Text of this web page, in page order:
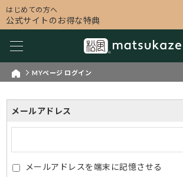
はじめての方へ
公式サイトのお得な特典
MYページ ログイン
メールアドレス
メールアドレスを端末に記憶させる